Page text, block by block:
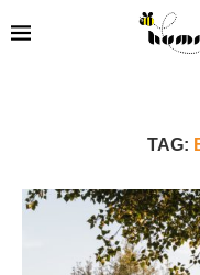
TAG: